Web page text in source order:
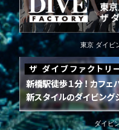
東京 ダイビ
ダイビ